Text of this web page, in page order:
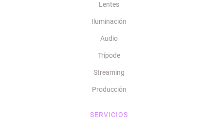
Lentes
Iluminación
Audio
Trípode
Streaming
Producción
SERVICIOS